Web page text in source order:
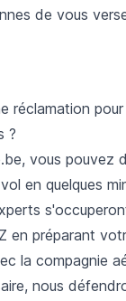
de vous
réclamation
?
vous pouvez
en quelques
en préparant
la compagnie
nous